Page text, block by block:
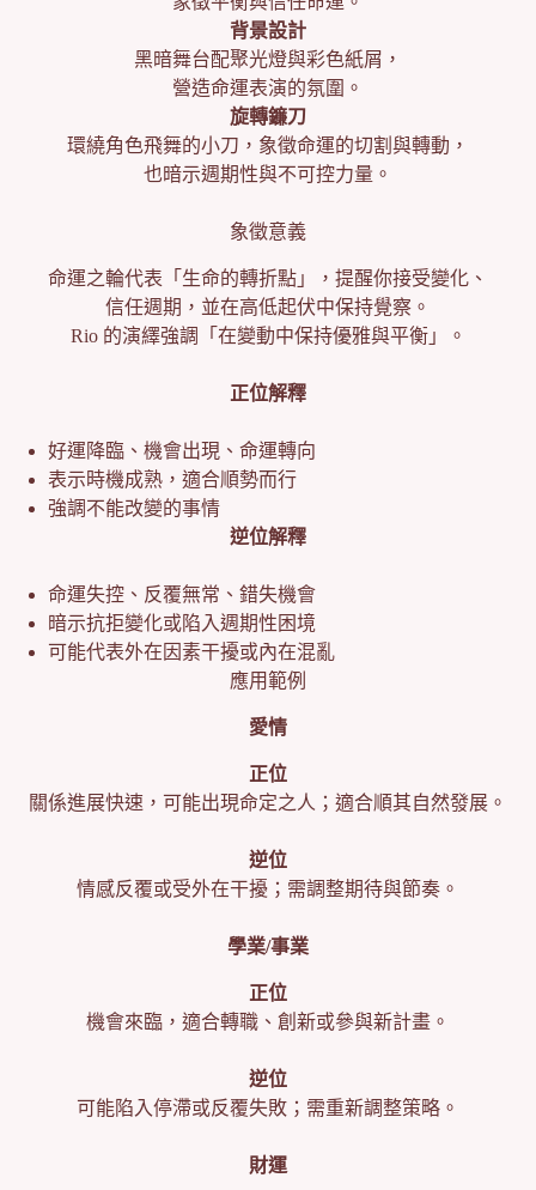
背景設計
黑暗舞台配聚光燈與彩色紙屑，
營造命運表演的氛圍。
旋轉鐮刀
環繞角色飛舞的小刀，象徵命運的切割與轉動，
也暗示週期性與不可控力量。
象徵意義
命運之輪代表「生命的轉折點」，提醒你接受變化、
信任週期，並在高低起伏中保持覺察。
Rio 的演繹強調「在變動中保持優雅與平衡」。
正位解釋
好運降臨、機會出現、命運轉向
表示時機成熟，適合順勢而行
強調不能改變的事情
逆位解釋
命運失控、反覆無常、錯失機會
暗示抗拒變化或陷入週期性困境
可能代表外在因素干擾或內在混亂
應用範例
愛情
正位
關係進展快速，可能出現命定之人；適合順其自然發展。
逆位
情感反覆或受外在干擾；需調整期待與節奏。
學業/事業
正位
機會來臨，適合轉職、創新或參與新計畫。
逆位
可能陷入停滯或反覆失敗；需重新調整策略。
財運